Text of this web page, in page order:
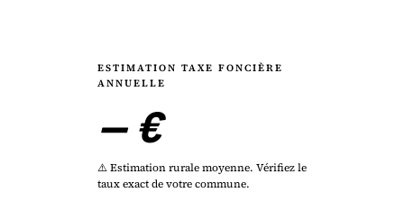
ESTIMATION TAXE FONCIÈRE
ANNUELLE
— €
⚠️ Estimation rurale moyenne. Vérifiez le
taux exact de votre commune.